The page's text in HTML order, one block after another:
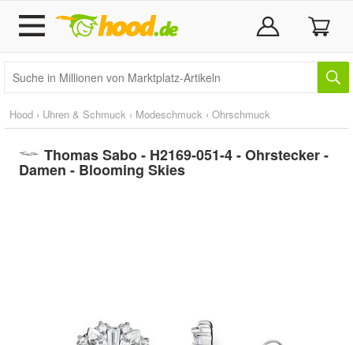
Hood › Uhren & Schmuck › Modeschmuck › Ohrschmuck
Thomas Sabo - H2169-051-4 - Ohrstecker -
Damen - Blooming Skies